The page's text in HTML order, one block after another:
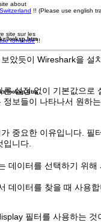
kr/lookxp.htm
kr/lookxp.htm
about
!! (Please use english
site sur les
romande!!
았듯이 Wireshark을 설
른 설정 없이 기본값으로
정보들이 나타나서 원하
중요한 이유입니다. 필
입니다.
데이터를 선택하기 위
데이터를 찾을 때 사용
필터를 사용하는 것